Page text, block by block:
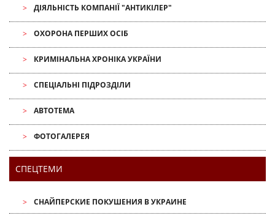
ДІЯЛЬНІСТЬ КОМПАНІЇ "АНТИКІЛЕР"
ОХОРОНА ПЕРШИХ ОСІБ
КРИМІНАЛЬНА ХРОНІКА УКРАЇНИ
СПЕЦІАЛЬНІ ПІДРОЗДІЛИ
АВТОТЕМА
ФОТОГАЛЕРЕЯ
СПЕЦТЕМИ
СНАЙПЕРСКИЕ ПОКУШЕНИЯ В УКРАИНЕ